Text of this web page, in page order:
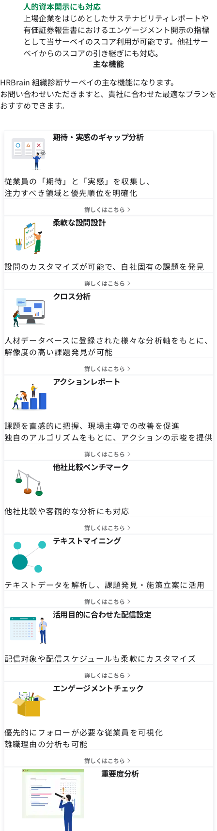
人的資本開示にも対応
上場企業をはじめとしたサステナビリティレポートや
有価証券報告書におけるエンゲージメント開示の指標
として当サーベイのスコア利用が可能です。他社サー
ベイからのスコアの引き継ぎにも対応。
主な機能
HRBrain 組織診断サーベイの主な機能になります。
お問い合わせいただきますと、貴社に合わせた最適なプランを
おすすめできます。
期待・実感のギャップ分析
従業員の「期待」と「実感」を収集し、
注力すべき領域と優先順位を明確化
詳しくはこちら
柔軟な設問設計
設問のカスタマイズが可能で、自社固有の課題を発見
詳しくはこちら
クロス分析
人材データベースに登録された様々な分析軸をもとに、
解像度の高い課題発見が可能
詳しくはこちら
アクションレポート
課題を直感的に把握、現場主導での改善を促進
独自のアルゴリズムをもとに、アクションの示唆を提供
詳しくはこちら
他社比較ベンチマーク
他社比較や客観的な分析にも対応
詳しくはこちら
テキストマイニング
テキストデータを解析し、課題発見・施策立案に活用
詳しくはこちら
活用目的に合わせた配信設定
配信対象や配信スケジュールも柔軟にカスタマイズ
詳しくはこちら
エンゲージメントチェック
優先的にフォローが必要な従業員を可視化
離職理由の分析も可能
詳しくはこちら
重要度分析